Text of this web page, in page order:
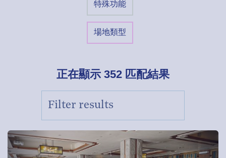
特殊功能
場地類型
正在顯示 352 匹配結果